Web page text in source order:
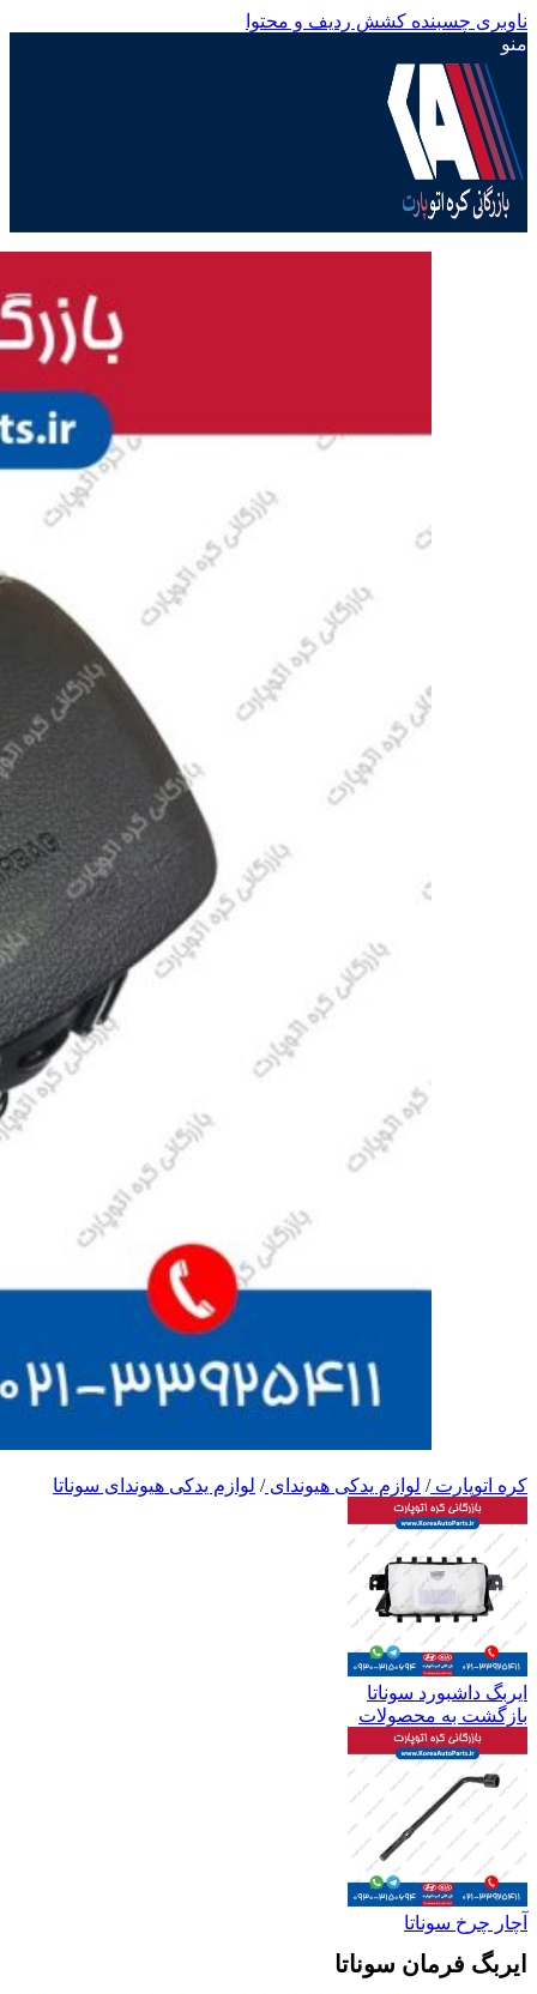
ناوبری چسبنده کشش ردیف و محتوا
منو
کره اتوپارت/ لوازم یدکی هیوندای/ لوازم یدکی هیوندای سوناتا
ایربگ داشبورد سوناتا
بازگشت به محصولات
آچار چرخ سوناتا
ایربگ فرمان سوناتا